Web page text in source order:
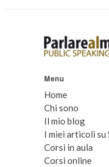
Menu
Home
Chi sono
Il mio blog
I miei articoli su
Corsi in aula
Corsi online